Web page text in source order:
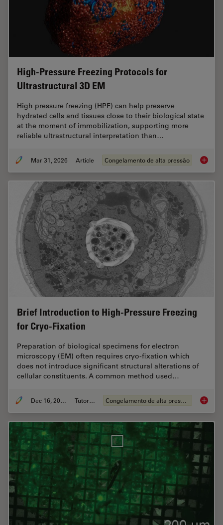
High-Pressure Freezing Protocols for
Ultrastructural 3D EM
High pressure freezing (HPF) can help preserve
hydrated cells and tissues close to their biological state
at the moment of immobilization, supporting more
reliable ultrastructural interpretation than…
Mar 31, 2026 Article Congelamento de alta pressão High-
Brief Introduction to High-Pressure Freezing
for Cryo-Fixation
Preparation of biological specimens for electron
microscopy (EM) often requires cryo-fixation which
does not introduce significant structural alterations of
cellular constituents. A common method used…
Dec 16, 2025 Tutorial Congelamento de alta pressão Brief